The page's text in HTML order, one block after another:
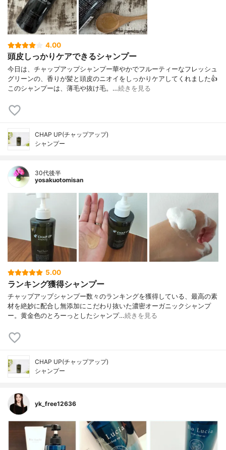
4.00
頭皮しっかりケアできるシャンプー
今日は、チャップアップシャンプー華やかでフルーティーなフレッシュ
グリーンの、香りが髪と頭皮のニオイをしっかりケアしてくれました👍
このシャンプーは、薄毛や抜け毛。…続きを見る
CHAP UP(チャップアップ)
シャンプー
30代後半
yosakuotomisan
5.00
ランキング獲得シャンプー
チャップアップシャンプー数々のランキングを獲得している、最高の素
材を絶妙に配合し無添加にこだわり抜いた濃密オーガニックシャンプ
ー。黄金色のとろーっとしたシャンプ…続きを見る
CHAP UP(チャップアップ)
シャンプー
yk_free12636